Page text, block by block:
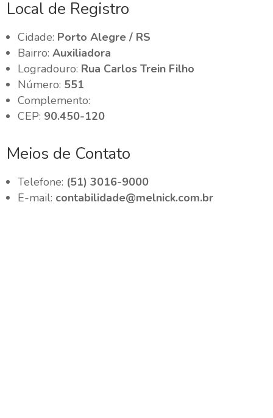
Local de Registro
Cidade: Porto Alegre / RS
Bairro:Auxiliadora
Logradouro: Rua Carlos Trein Filho
Número: 551
Complemento:
CEP: 90.450-120
Meios de Contato
Telefone: (51) 3016-9000
E-mail: contabilidade@melnick.com.br